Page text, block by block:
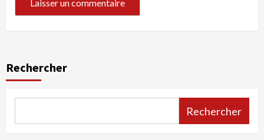
Rechercher
Rechercher